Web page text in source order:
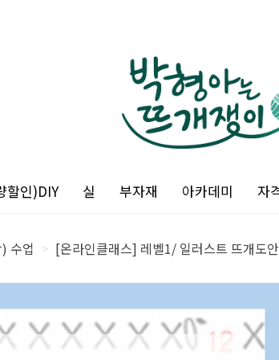
할인)DIY 실 부자재 아카데미 자
수업 > [온라인클래스] 레벨1/ 일러스트 뜨개도